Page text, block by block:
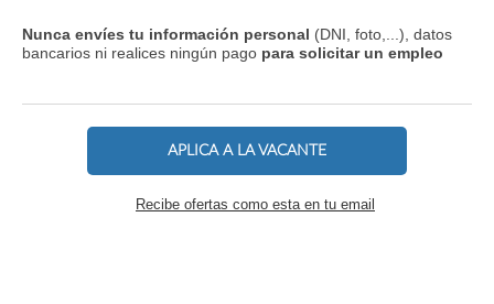
Nunca envíes tu información personal (DNI, foto,...), datos
bancarios ni realices ningún pago para solicitar un empleo
APLICA A LA VACANTE
Recibe ofertas como esta en tu email